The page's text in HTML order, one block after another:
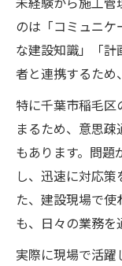
のは「コミュニ
な建設知識」「計
者と連携するため
特に千葉市稲毛
まるため、意思
もあります。問題
し、迅速に対応
た、建設現場で
も、日々の業務を
実際に現場で活躍